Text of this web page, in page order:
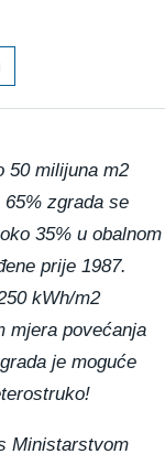
50 milijuna m2
zgrada se
35% u obalnom
prije 1987.
kWh/m2
mjera povećanja
je moguće
Ministarstvom